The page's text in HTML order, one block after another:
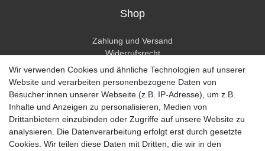
Shop
Zahlung und Versand
Widerrufsrecht
Widerrufsformular
Hilfe
Mein Konto
Registrieren
Anmelden
Wir verwenden Cookies und ähnliche Technologien auf unserer
Website und verarbeiten personenbezogene Daten von
Besucher:innen unserer Webseite (z.B. IP-Adresse), um z.B.
Inhalte und Anzeigen zu personalisieren, Medien von
Drittanbietern einzubinden oder Zugriffe auf unsere Website zu
analysieren. Die Datenverarbeitung erfolgt erst durch gesetzte
Cookies. Wir teilen diese Daten mit Dritten, die wir in den